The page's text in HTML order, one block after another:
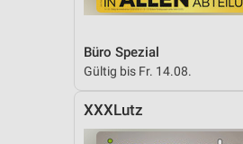
Büro Spezial
Gültig bis Fr. 14.08.
XXXLutz